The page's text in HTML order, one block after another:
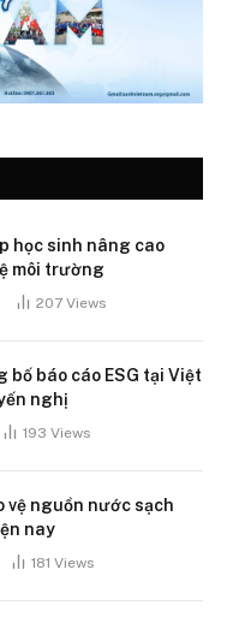
học sinh nâng cao
môi trường
207 Views
báo cáo ESG tại Việt
nghị
193 Views
vệ nguồn nước sạch
nay
181 Views